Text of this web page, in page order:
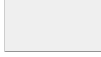
Buscar